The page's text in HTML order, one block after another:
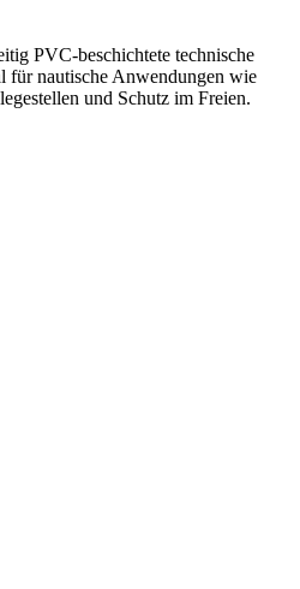
PVC-beschichtete technische
für nautische Anwendungen wie
und Schutz im Freien.